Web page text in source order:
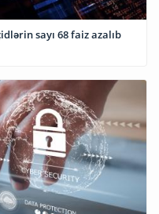
sayı 68 faiz azalıb